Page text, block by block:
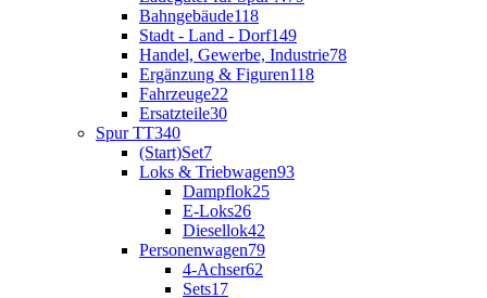
Bahngebäude118
Stadt - Land - Dorf149
Handel, Gewerbe, Industrie78
Ergänzung & Figuren118
Fahrzeuge22
Ersatzteile30
Spur TT340
(Start)Set7
Loks & Triebwagen93
Dampflok25
E-Loks26
Diesellok42
Personenwagen79
4-Achser62
Sets17